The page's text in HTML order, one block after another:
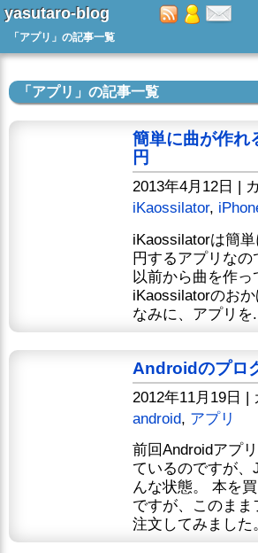
yasutaro-blog
「アプリ」の記事一覧
「アプリ」の記事一覧
簡単に曲が作
円
2013年4月12日 |
iKaossilator,
iKaossilatorは簡
円するアプリな
以前から曲を作
iKaossilatorのお
なみに、アプリを
Androidのプロ
2012年11月19日 |
android, アプリ
前回Androidアプ
ているのですが
んな状態。 本を
ですが、このま
注文してみまし